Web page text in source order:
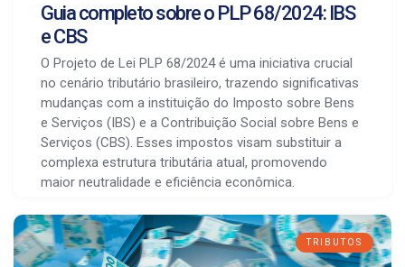
Guia completo sobre o PLP 68/2024: IBS
e CBS
O Projeto de Lei PLP 68/2024 é uma iniciativa crucial
no cenário tributário brasileiro, trazendo significativas
mudanças com a instituição do Imposto sobre Bens
e Serviços (IBS) e a Contribuição Social sobre Bens e
Serviços (CBS). Esses impostos visam substituir a
complexa estrutura tributária atual, promovendo
maior neutralidade e eficiência econômica.
TRIBUTOS